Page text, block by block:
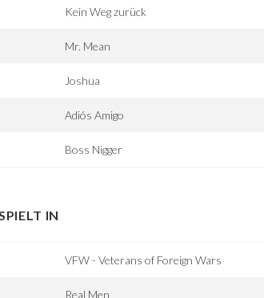
Kein Weg zurück
Mr. Mean
Joshua
Adiós Amigo
Boss Nigger
IN
VFW - Veterans of Foreign Wars
Real Men